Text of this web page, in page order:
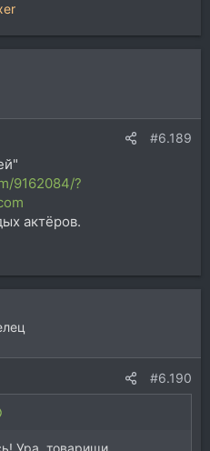
#6.189
9162084/?
актёров.
#6.190
Ура, товарищи.